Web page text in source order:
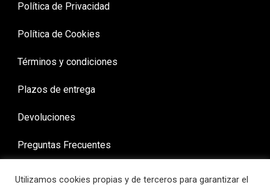
Política de Privacidad
Política de Cookies
Términos y condiciones
Plazos de entrega
Devoluciones
Preguntas Frecuentes
Utilizamos cookies propias y de terceros para garantizar el